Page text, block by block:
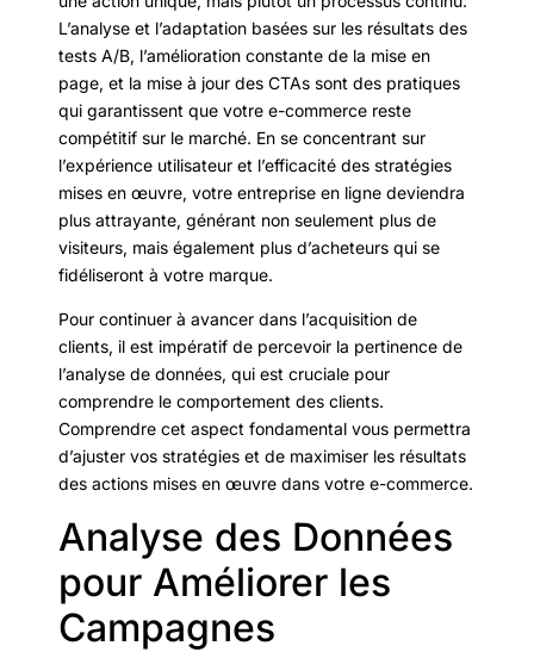
L’analyse et l’adaptation basées sur les résultats des
tests A/B, l’amélioration constante de la mise en
page, et la mise à jour des CTAs sont des pratiques
qui garantissent que votre e-commerce reste
compétitif sur le marché. En se concentrant sur
l’expérience utilisateur et l’efficacité des stratégies
mises en œuvre, votre entreprise en ligne deviendra
plus attrayante, générant non seulement plus de
visiteurs, mais également plus d’acheteurs qui se
fidéliseront à votre marque.
Pour continuer à avancer dans l’acquisition de
clients, il est impératif de percevoir la pertinence de
l’analyse de données, qui est cruciale pour
comprendre le comportement des clients.
Comprendre cet aspect fondamental vous permettra
d’ajuster vos stratégies et de maximiser les résultats
des actions mises en œuvre dans votre e-commerce.
Analyse des Données
pour Améliorer les
Campagnes